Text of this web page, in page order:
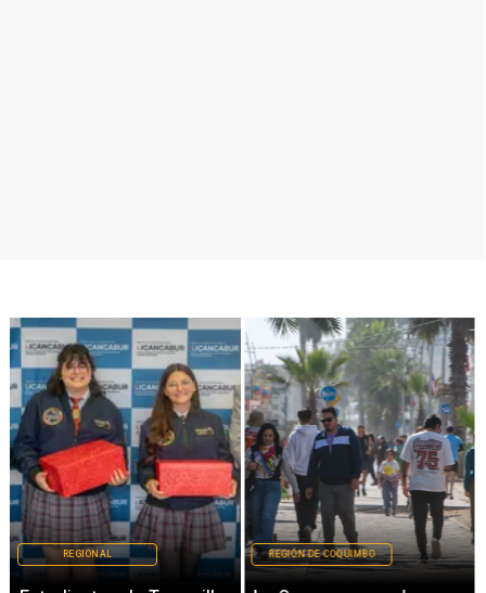
REGIONAL REGIÓN DE COQUIMBO